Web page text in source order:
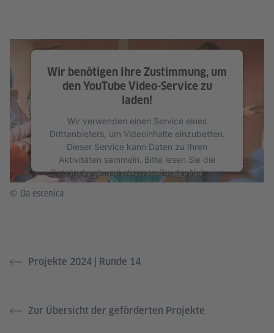
Wir benötigen Ihre Zustimmung, um
den YouTube Video-Service zu
laden!
Wir verwenden einen Service eines
Drittanbieters, um Videoinhalte einzubetten.
Dieser Service kann Daten zu Ihren
Aktivitäten sammeln. Bitte lesen Sie die
Details durch und stimmen Sie der Nutzung
des Service zu, um dieses Video anzusehen.
© Da escenica
Projekte 2024 | Runde 14
Zur Übersicht der geförderten Projekte